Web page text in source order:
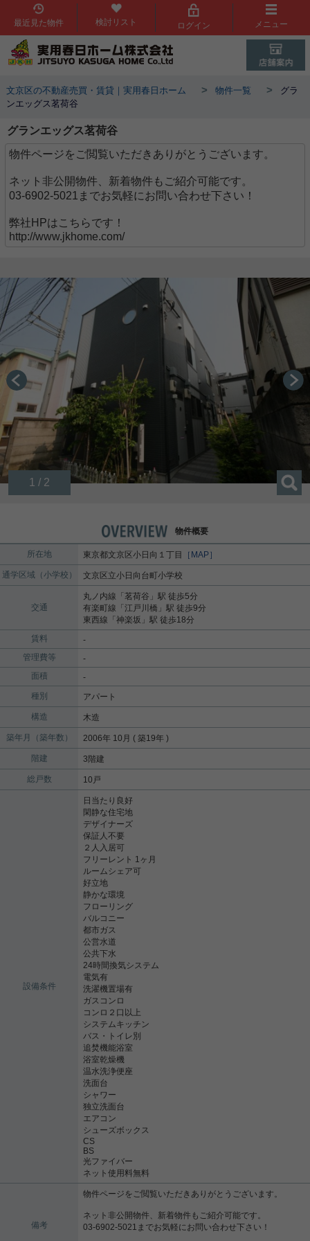
最近見た物件 検討リスト ログイン メニュー
文京区の不動産売買・賃貸｜実用春日ホーム > 物件一覧 >
グラ
ンエッグス茗荷谷
グランエッグス茗荷谷
物件ページをご閲覧いただきありがとうございます。
ネット非公開物件、新着物件もご紹介可能です。
03-6902-5021までお気軽にお問い合わせ下さい！
弊社HPはこちらです！
http://www.jkhome.com/
1 / 2
物件概要
所在地 東京都文京区小日向 １丁目 ［MAP］
通学区域（小学校） 文京区立小日向台町小学校
交通
丸ノ内線 「茗荷谷 」駅 徒歩5分
有楽町線 「江戸川橋 」駅 徒歩9分
東西線 「神楽坂 」駅 徒歩18分
賃料
-
管理費等
-
面積
-
種別
アパート
構造 木造
築年月（築年数） 2006年 10月 ( 築19年 )
階建 3階建
総戸数 10戸
設備条件
日当たり良好
閑静な住宅地
デザイナーズ
保証人不要
２人入居可
フリーレント 1ヶ月
ルームシェア可
好立地
静かな環境
フローリング
バルコニー
都市ガス
公営水道
公共下水
24時間換気システム
電気有
洗濯機置場有
ガスコンロ
コンロ２口以上
システムキッチン
バス・トイレ別
追焚機能浴室
浴室乾燥機
温水洗浄便座
洗面台
シャワー
独立洗面台
エアコン
シューズボックス
CS
BS
光ファイバー
ネット使用料無料
備考
物件ページをご閲覧いただきありがとうございます。
ネット非公開物件、新着物件もご紹介可能です。
03-6902-5021までお気軽にお問い合わせ下さい！